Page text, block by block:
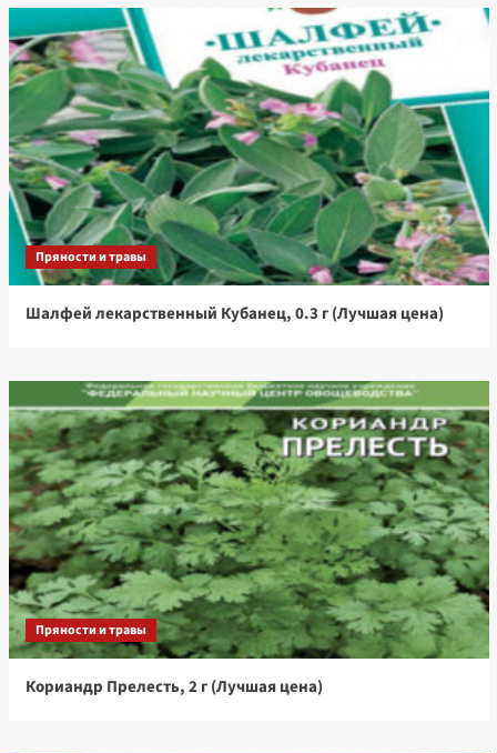
Пряности и травы
Шалфей лекарственный Кубанец, 0.3 г (Лучшая цена)
Пряности и травы
Кориандр Прелесть, 2 г (Лучшая цена)